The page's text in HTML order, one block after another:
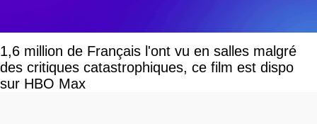
1,6 million de Français l'ont vu en salles malgré
des critiques catastrophiques, ce film est dispo
sur HBO Max